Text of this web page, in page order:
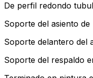
De perfil redondo
Soporte del asiento
Soporte delantero del
Soporte del respaldo